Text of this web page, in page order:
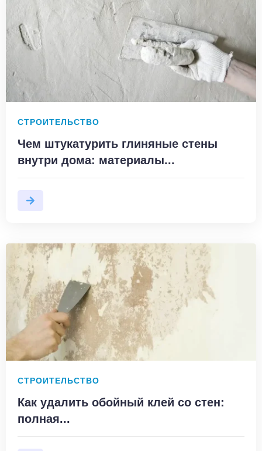
СТРОИТЕЛЬСТВО
Чем штукатурить глиняные стены
внутри дома: материалы...
СТРОИТЕЛЬСТВО
Как удалить обойный клей со стен:
полная...